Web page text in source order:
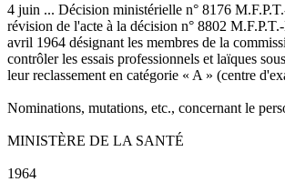
4 juin ... Décision ministérielle n° 8176
révision de l'acte à la décision n° 8802
avril 1964 désignant les membres de la
contrôler les essais professionnels et laïques
leur reclassement en catégorie « A » (centre
Nominations, mutations, etc., concernant le
MINISTÈRE DE LA SANTÉ
1964